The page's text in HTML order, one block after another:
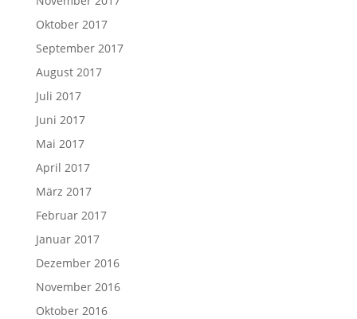
Oktober 2017
September 2017
August 2017
Juli 2017
Juni 2017
Mai 2017
April 2017
März 2017
Februar 2017
Januar 2017
Dezember 2016
November 2016
Oktober 2016